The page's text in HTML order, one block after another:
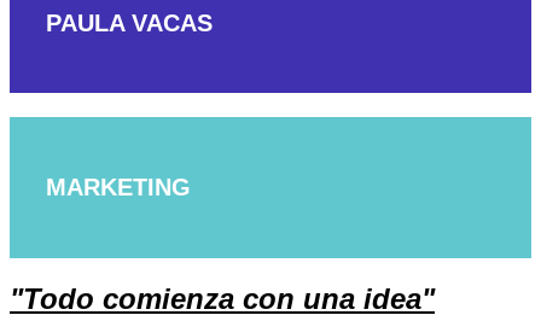
PAULA VACAS
MARKETING
"Todo comienza con una idea"